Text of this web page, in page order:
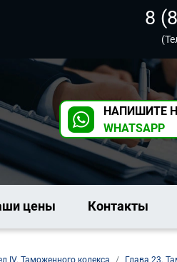
8
НАПИШИТЕ
WHATSAPP
цены Контакты
IV. Таможенного кодекса Глава 23.